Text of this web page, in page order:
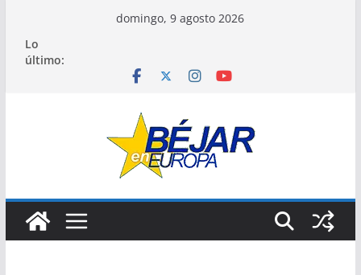
contenido
domingo, 9 agosto 2026
Lo
último: